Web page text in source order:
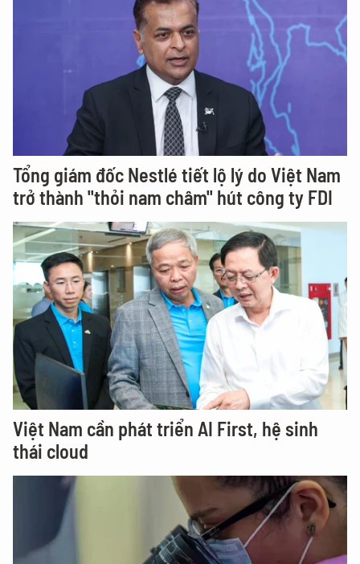
Tổng giám đốc Nestlé tiết lộ lý do Việt Nam
trở thành "thỏi nam châm" hút công ty FDI
Việt Nam cần phát triển AI First, hệ sinh
thái cloud